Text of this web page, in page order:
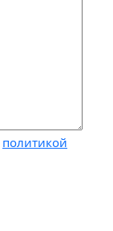
политикой